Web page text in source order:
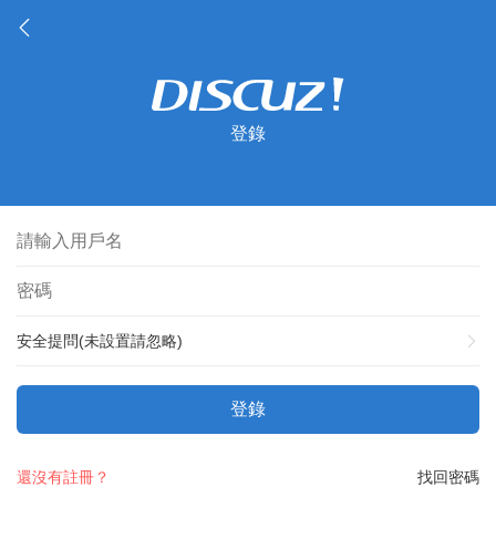
登錄
安全提問(未設置請忽略)
登錄
找回密碼
還沒有註冊？